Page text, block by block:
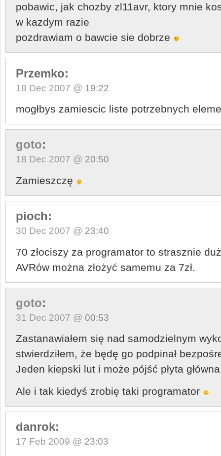
pobawic, jak chozby zl11avr, ktory mnie
w kazdym razie
pozdrawiam o bawcie sie dobrze
Przemko:
18 Dec 2007 @ 19:22
mogłbys zamiescic liste potrzebnych
goto:
18 Dec 2007 @ 20:50
Zamieszczę
pioch:
30 Dec 2007 @ 23:40
70 złociszy za programator to strasznie
AVRów można złożyć samemu za 7zł.
goto:
31 Dec 2007 @ 00:53
Zastanawiałem się nad samodzielnym
stwierdziłem, że będę go podpinał
Jeden kiepski lut i może pójść płyta
Ale i tak kiedyś zrobię taki programator
danrok:
17 Feb 2009 @ 23:03